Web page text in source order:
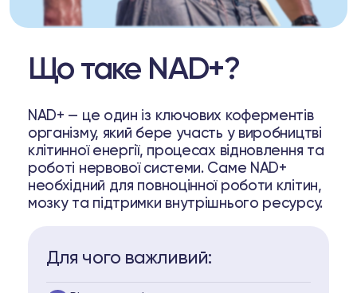
Що таке NAD+?
NAD+ — це один із ключових коферментів
організму, який бере участь у виробництві
клітинної енергії, процесах відновлення та
роботі нервової системи. Саме NAD+
необхідний для повноцінної роботи клітин,
мозку та підтримки внутрішнього ресурсу.
Для чого важливий: